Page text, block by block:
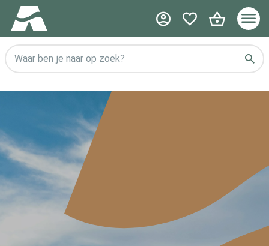
Waar ben je naar op zoek?